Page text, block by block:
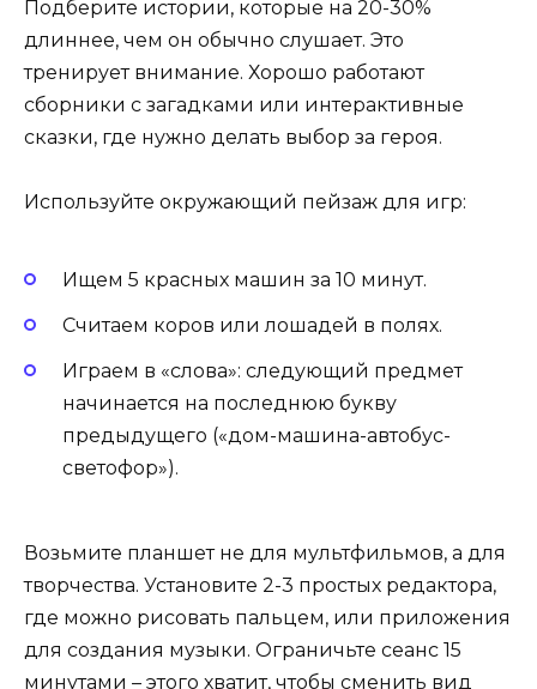
Подберите истории, которые на 20-30%
длиннее, чем он обычно слушает. Это
тренирует внимание. Хорошо работают
сборники с загадками или интерактивные
сказки, где нужно делать выбор за героя.
Используйте окружающий пейзаж для игр:
Ищем 5 красных машин за 10 минут.
Считаем коров или лошадей в полях.
Играем в «слова»: следующий предмет
начинается на последнюю букву
предыдущего («дом-машина-автобус-
светофор»).
Возьмите планшет не для мультфильмов, а для
творчества. Установите 2-3 простых редактора,
где можно рисовать пальцем, или приложения
для создания музыки. Ограничьте сеанс 15
минутами – этого хватит, чтобы сменить вид